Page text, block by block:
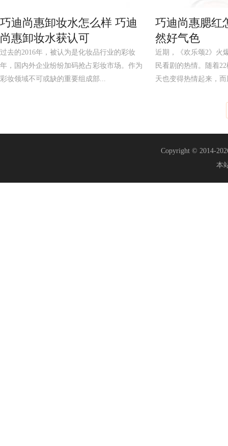
巧迪尚惠卸妆水怎么样 巧迪
尚惠卸妆水获认可
过去的2016年，被认为是化妆品行业的彩妆
年，国内外企业纷纷加码抢占彩妆市场。作为
彩妆领域不可或缺的重要组成部...
巧迪尚惠腮红
然好气色
近期，《欢乐颂2》火
民看剧的热情。随着
天也变得热情起来，
Copyright © 2014-
本